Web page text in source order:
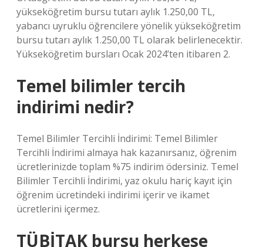
yükseköğretim bursu tutarı aylık 1.250,00 TL,
yabancı uyruklu öğrencilere yönelik yükseköğretim
bursu tutarı aylık 1.250,00 TL olarak belirlenecektir.
Yükseköğretim bursları Ocak 2024’ten itibaren 2.
Temel bilimler tercih
indirimi nedir?
Temel Bilimler Tercihli İndirimi: Temel Bilimler
Tercihli İndirimi almaya hak kazanırsanız, öğrenim
ücretlerinizde toplam %75 indirim ödersiniz. Temel
Bilimler Tercihli İndirimi, yaz okulu hariç kayıt için
öğrenim ücretindeki indirimi içerir ve ikamet
ücretlerini içermez.
TÜBİTAK bursu herkese